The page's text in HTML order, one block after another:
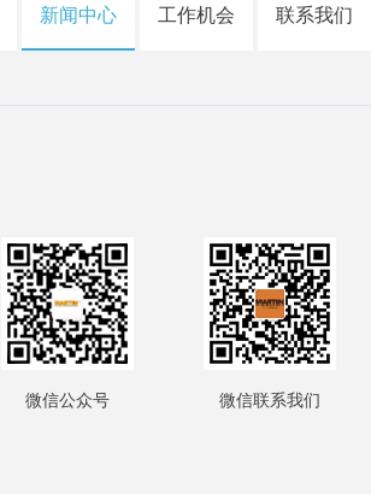
新闻中心 工作机会 联系我们
微信公众号 微信联系我们